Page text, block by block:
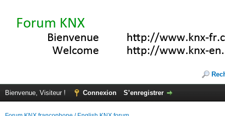
Bienvenue, Visiteur ! Connexion S’enregistrer